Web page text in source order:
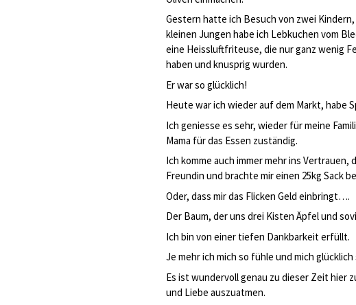
Gestern hatte ich Besuch von zwei
kleinen Jungen habe ich Lebkuchen vom
eine Heissluftfriteuse, die nur ganz wenig
haben und knusprig wurden.
Er war so glücklich!
Heute war ich wieder auf dem Markt, habe
Ich geniesse es sehr, wieder für meine
Mama für das Essen zuständig.
Ich komme auch immer mehr ins
Freundin und brachte mir einen 25kg Sack
Oder, dass mir das Flicken Geld einbringt….
Der Baum, der uns drei Kisten Äpfel und
Ich bin von einer tiefen Dankbarkeit erfüllt.
Je mehr ich mich so fühle und mich
Es ist wundervoll genau zu dieser Zeit hier
und Liebe auszuatmen.